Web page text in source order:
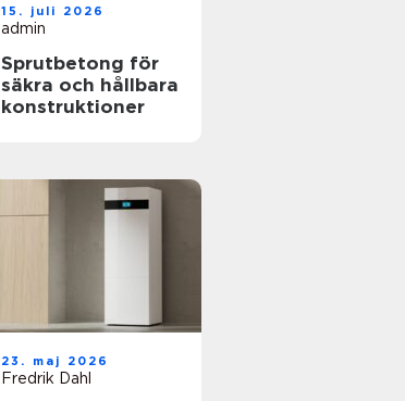
15. juli 2026
admin
Sprutbetong för
säkra och hållbara
konstruktioner
23. maj 2026
Fredrik Dahl